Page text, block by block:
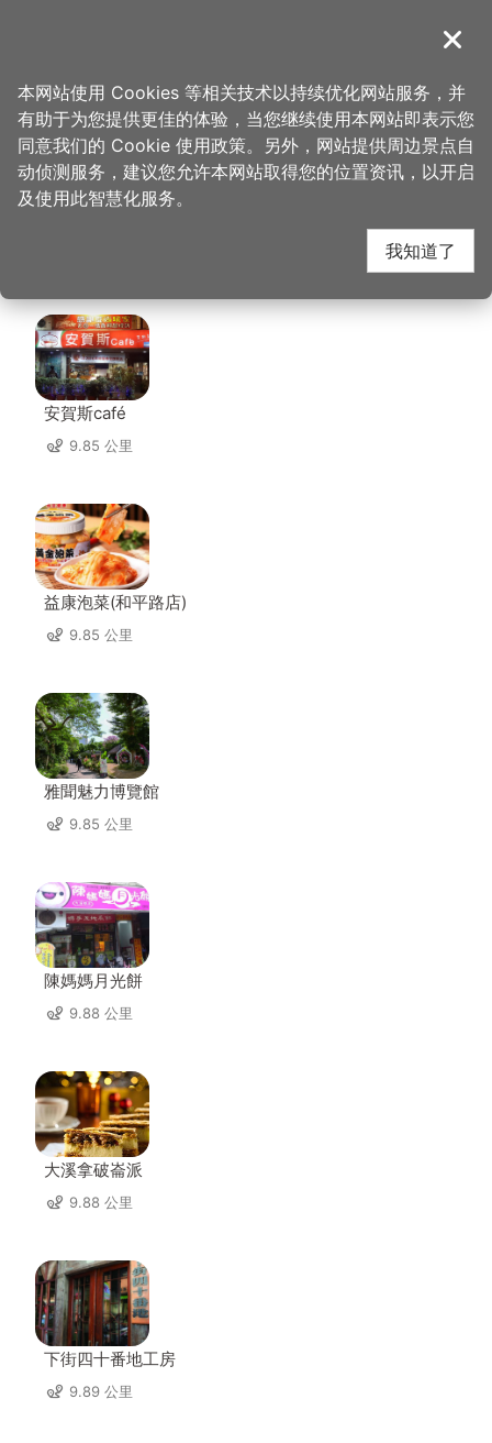
導覽
首页 > 想去的地方 > 美食、购物 > 上家下屋手工皂(达能工作室)
上家下屋手工皂(达能工
作室) 周边店家
安賀斯café
9.85 公里
益康泡菜(和平路店)
9.85 公里
雅聞魅力博覽館
9.85 公里
陳媽媽月光餅
9.88 公里
大溪拿破崙派
9.88 公里
下街四十番地工房
9.89 公里
关闭
本网站使用 Cookies 等相关技术以持续优化网站服务，并
有助于为您提供更佳的体验，当您继续使用本网站即表示您
同意我们的 Cookie 使用政策。另外，网站提供周边景点自
动侦测服务，建议您允许本网站取得您的位置资讯，以开启
及使用此智慧化服务。
我知道了